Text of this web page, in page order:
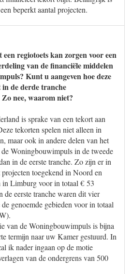
beperkt aantal projecten.
regiotoets kan zorgen voor een
van de financiële middelen
Kunt u aangeven hoe deze
de derde tranche
nee, waarom niet?
is sprake van een tekort aan
tekorten spelen niet alleen in
maar ook in andere delen van het
Woningbouwimpuls in de tweede
in de eerste tranche. Zo zijn er in
toegekend in Noord en
in Limburg voor in totaal € 53
eerste tranche waren dit vier
genoemde gebieden voor in totaal
van de Woningbouwimpuls is bijna
termijn naar uw Kamer gestuurd. In
ik nader ingaan op de motie
van de ondergrens van 500